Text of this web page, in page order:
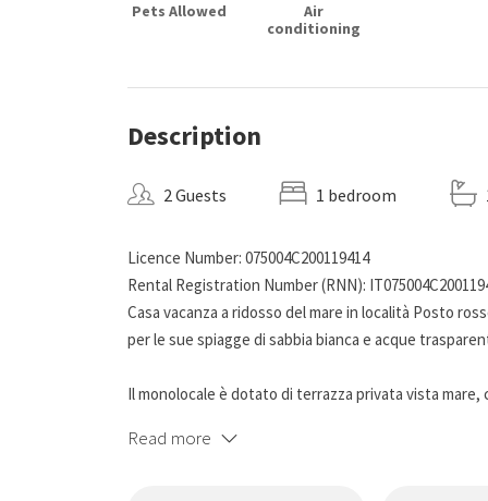
Pets Allowed
Air
conditioning
Description
2 Guests 1 bedroom
Licence Number: 075004C200119414
Rental Registration Number (RNN):
Casa vacanza a ridosso del mare in località Posto
per le sue spiagge di sabbia bianca e acque
Il monolocale è dotato di terrazza privata vista
cottura, bagno con doccia. L'ambiente è
Read more